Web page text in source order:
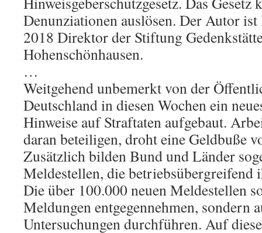
Denunziationen auslösen. Der Autor
2018 Direktor der Stiftung
Hohenschönhausen.
…
Weitgehend unbemerkt von der
Deutschland in diesen Wochen ein
Hinweise auf Straftaten aufgebaut.
daran beteiligen, droht eine Geldbuße
Zusätzlich bilden Bund und Länder
Meldestellen, die betriebsübergreifend
Die über 100.000 neuen Meldestellen
Meldungen entgegennehmen, sondern
Untersuchungen durchführen. Auf